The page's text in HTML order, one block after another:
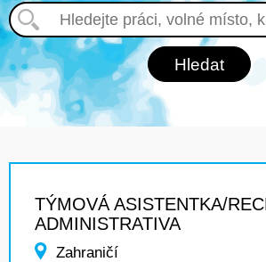
TÝMOVÁ ASISTENTKA/
ADMINISTRATIVA
Zahraničí